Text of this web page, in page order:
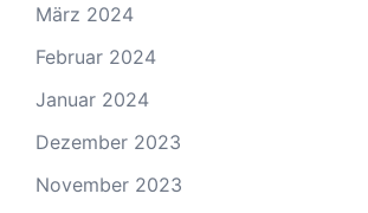
März 2024
Februar 2024
Januar 2024
Dezember 2023
November 2023